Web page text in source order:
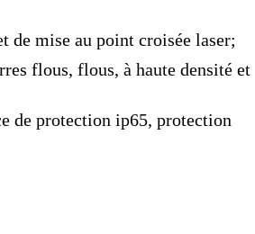
de mise au point croisée laser;
flous, flous, à haute densité et
de protection ip65, protection